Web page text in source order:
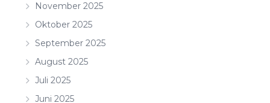
November 2025
Oktober 2025
September 2025
August 2025
Juli 2025
Juni 2025